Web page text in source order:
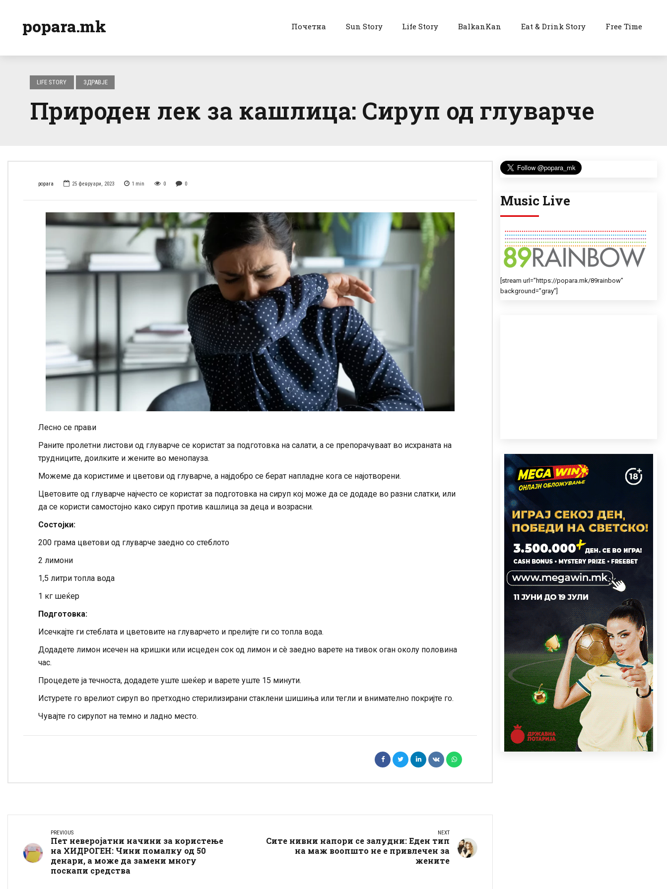
popara.mk Почетна Sun Story Life Story BalkanKan Eat & Drink Story Free Time
LIFE STORY ЗДРАВЈЕ
Природен лек за кашлица: Сируп од глуварче
popara 25 февруари, 2023 1 min 0 0
Лесно се прави
Раните пролетни листови од глуварче се користат за подготовка на салати, а се препорачуваат во исхраната на
трудниците, доилките и жените во менопауза.
Можеме да користиме и цветови од глуварче, а најдобро се берат напладне кога се најотворени.
Цветовите од глуварче најчесто се користат за подготовка на сируп кој може да се додаде во разни слатки, или
да се користи самостојно како сируп против кашлица за деца и возрасни.
Состојки:
200 грама цветови од глуварче заедно со стеблото
2 лимони
1,5 литри топла вода
1 кг шеќер
Подготовка:
Исечкајте ги стеблата и цветовите на глуварчето и прелијте ги со топла вода.
Додадете лимон исечен на кришки или исцеден сок од лимон и сè заедно варете на тивок оган околу половина
час.
Процедете ја течноста, додадете уште шеќер и варете уште 15 минути.
Истурете го врелиот сируп во претходно стерилизирани стаклени шишиња или тегли и внимателно покријте го.
Чувајте го сирупот на темно и ладно место.
PREVIOUS
Пет неверојатни начини за користење
на ХИДРОГЕН: Чини помалку од 50
денари, а може да замени многу
поскапи средства
NEXT
Сите нивни напори се залудни: Еден тип
на маж воопшто не е привлечен за
жените
Music Live
[stream url=”https://popara.mk/89rainbow”
background=”gray”]